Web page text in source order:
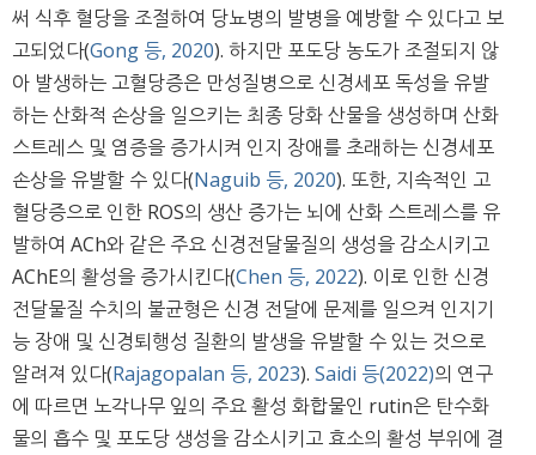
써 식후 혈당을 조절하여 당뇨병의 발병을 예방할 수 있다고 보
고되었다(Gong 등, 2020). 하지만 포도당 농도가 조절되지 않
아 발생하는 고혈당증은 만성질병으로 신경세포 독성을 유발
하는 산화적 손상을 일으키는 최종 당화 산물을 생성하며 산화
스트레스 및 염증을 증가시켜 인지 장애를 초래하는 신경세포
손상을 유발할 수 있다(Naguib 등, 2020). 또한, 지속적인 고
혈당증으로 인한 ROS의 생산 증가는 뇌에 산화 스트레스를 유
발하여 ACh와 같은 주요 신경전달물질의 생성을 감소시키고
AChE의 활성을 증가시킨다(Chen 등, 2022). 이로 인한 신경
전달물질 수치의 불균형은 신경 전달에 문제를 일으켜 인지기
능 장애 및 신경퇴행성 질환의 발생을 유발할 수 있는 것으로
알려져 있다(Rajagopalan 등, 2023). Saidi 등(2022)의 연구
에 따르면 노각나무 잎의 주요 활성 화합물인 rutin은 탄수화
물의 흡수 및 포도당 생성을 감소시키고 효소의 활성 부위에 결